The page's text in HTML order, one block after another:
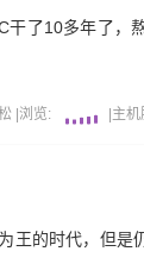
干了10多年了，
浏览: 主机
王的时代，但